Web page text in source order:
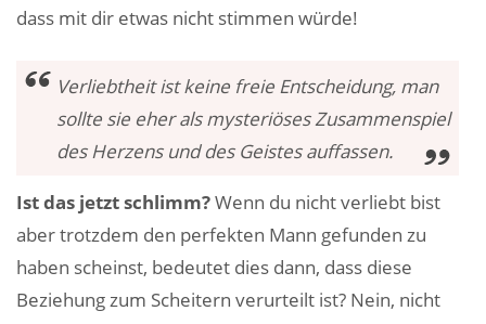
dass mit dir etwas nicht stimmen würde!
Verliebtheit ist keine freie Entscheidung, man
sollte sie eher als mysteriöses Zusammenspiel
des Herzens und des Geistes auffassen.
Ist das jetzt schlimm?Wenn du nicht verliebt bist
aber trotzdem den perfekten Mann gefunden zu
haben scheinst, bedeutet dies dann, dass diese
Beziehung zum Scheitern verurteilt ist? Nein, nicht